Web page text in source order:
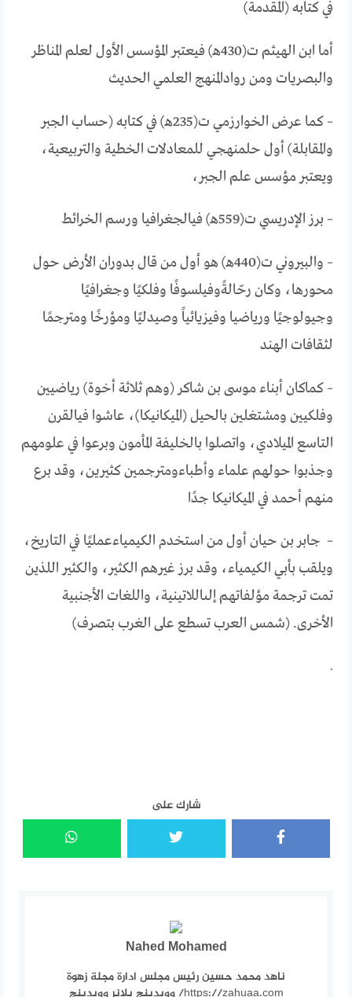
فيكتابه(المقدمة)
أما ابن الهيثم ت(430 هـ) فيعتبرالمؤسس الأول لعلم المناظر
والبصريات ومن روادالمنهج العلمي الحديث
– كما عرض الخوارزمي ت(235 هـ) فيكتابه(حساب الجبر
والمقابلة) أول حلمنهجي للمعادلات الخطية والتربيعية،
ويعتبر مؤسس علم الجبر،
–برزالإدريسي ت(559 هـ) فيالجغرافيا ورسم الخرائط
– والبيروني ت(440 هـ) هو أولمن قالبدوران الأرض حول
محورها، وكان رحّالةًوفيلسوفًا وفلكيًا وجغرافيًا
وجيولوجيًا ورياضيا وفيزيائياً وصيدليًا ومؤرخًا ومترجمًا
لثقافات الهند
– كماكان أبناءموسىبن شاكر (وهمثلاثة أخوة) رياضيين
وفلكيين ومشتغلينبالحيل(الميكانيكا)، عاشوا فيالقرن
التاسع الميلادي، واتصلوا بالخليفة المأمون وبرعوا في علومهم
وجذبوا حولهم علماء وأطباءومترجمينكثيرين، وقدبرع
منهم أحمد في الميكانيكا جدًا
– جابربن حيان أولمن استخدم الكيمياءعمليًا في التاريخ،
ويلقب بأبي الكيمياء، وقدبرزغيرهم الكثير، والكثيراللذين
تمت ترجمةمؤلفاتهمإلىاللاتينية، واللغات الأجنبية
الأخرى. (شمس العربتسطع على الغرببتصرف)
.
شارك على
Nahed Mohamed
ناهد محمد حسين رئيس مجلس ادارة مجلة زهوة